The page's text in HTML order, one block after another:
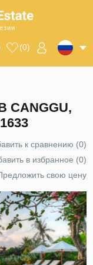
(0)
к сравнению (0)
в избранное (0)
свою цену